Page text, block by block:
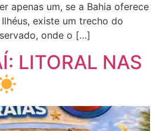
apenas um, se a Bahia oferece
existe um trecho do
onde o […]
LITORAL NAS